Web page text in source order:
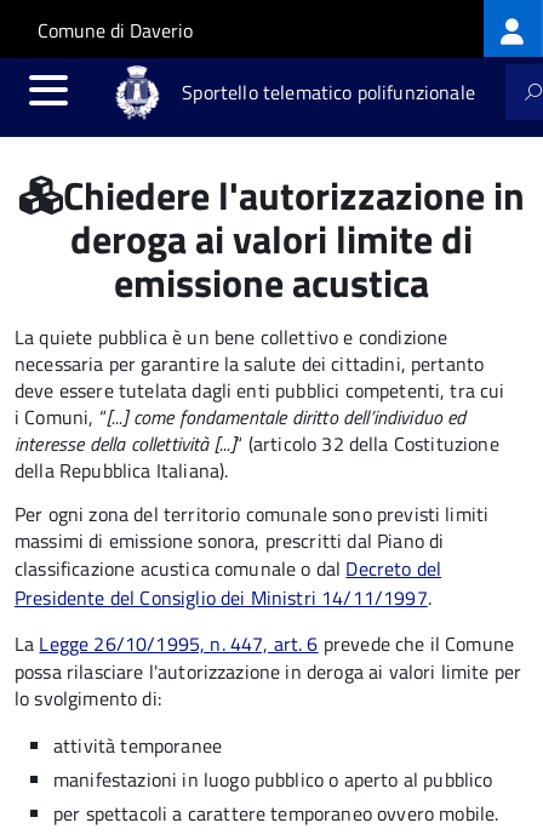
Salta al contenuto principale
Skip to site navigation
Comune di Daverio
Sportello telematico polifunzionale
Chiedere l'autorizzazione in
deroga ai valori limite di
emissione acustica
La quiete pubblica è un bene collettivo e condizione
necessaria per garantire la salute dei cittadini, pertanto
deve essere tutelata dagli enti pubblici competenti, tra cui
i Comuni, “[...] come fondamentale diritto dell’individuo ed
interesse della collettività [...]“ (articolo 32 della Costituzione
della Repubblica Italiana).
Per ogni zona del territorio comunale sono previsti limiti
massimi di emissione sonora, prescritti dal Piano di
classificazione acustica comunale o dal Decreto del
Presidente del Consiglio dei Ministri 14/11/1997.
La Legge 26/10/1995, n. 447, art. 6 prevede che il Comune
possa rilasciare l'autorizzazione in deroga ai valori limite per
lo svolgimento di:
attività temporanee
manifestazioni in luogo pubblico o aperto al pubblico
per spettacoli a carattere temporaneo ovvero mobile.